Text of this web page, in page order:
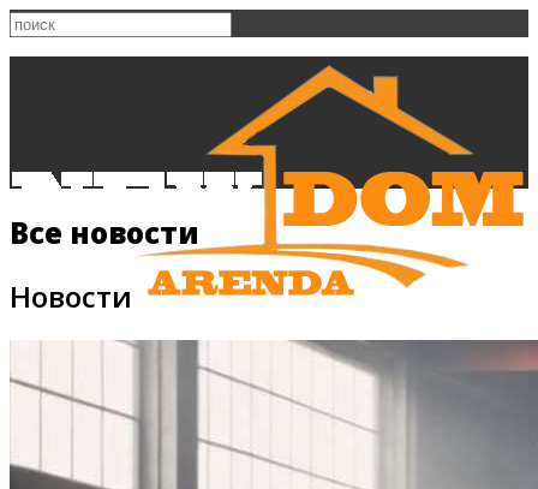
Все новости
Новости